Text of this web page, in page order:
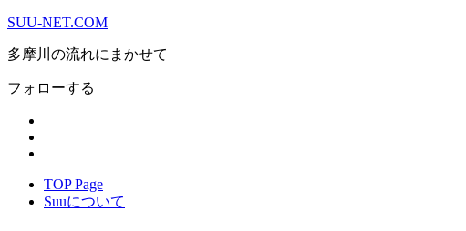
SUU-NET.COM
多摩川の流れにまかせて
フォローする
TOP Page
Suuについて